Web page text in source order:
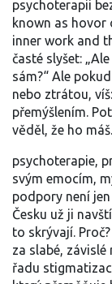
psychoterapii
known as hovor
inner work and
časté slyšet:
sám?“ Ale
nebo ztrátou,
přemýšlením.
věděl, že ho máš.
psychoterapie,
svým emocím,
podpory není
Česku už ji
to skrývají.
za slabé, závislé
řadu